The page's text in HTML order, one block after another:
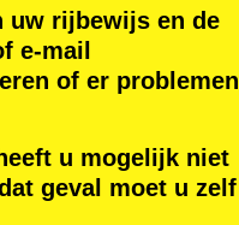
uw rijbewijs en de
e-mail
of er problemen
u mogelijk niet
geval moet u zelf